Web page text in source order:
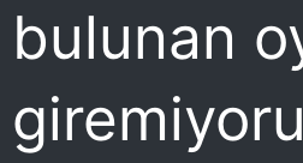
bulunan